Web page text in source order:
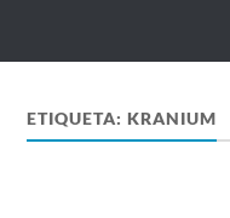
ETIQUETA:KRANIUM